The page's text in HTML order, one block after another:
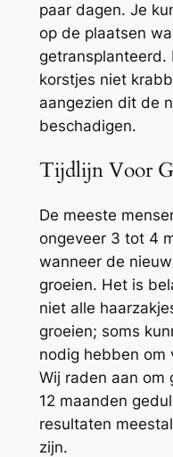
paar dagen. Je
op de plaatsen
getransplanteerd.
korstjes niet
aangezien dit de
beschadigen.
Tijdlijn Voor
De meeste
ongeveer 3 tot 4
wanneer de
groeien. Het is
niet alle
groeien; soms
nodig hebben om
Wij raden aan
12 maanden
resultaten
zijn.